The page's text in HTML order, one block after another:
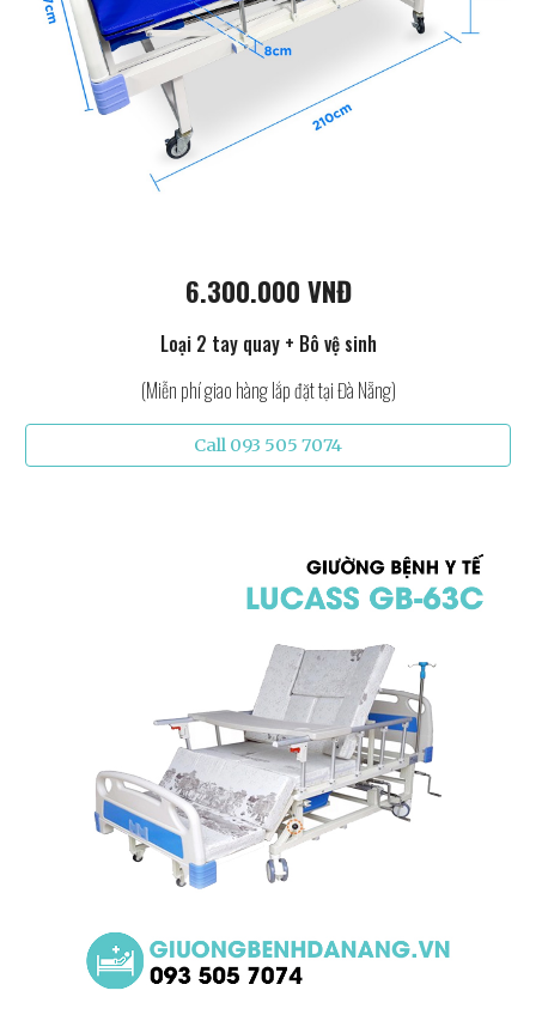
6.300.000 VNĐ
Loại 2 tay quay + Bô vệ sinh
(Miễn phí giao hàng lắp đặt tại Đà Nẵng)
Call 093 505 7074